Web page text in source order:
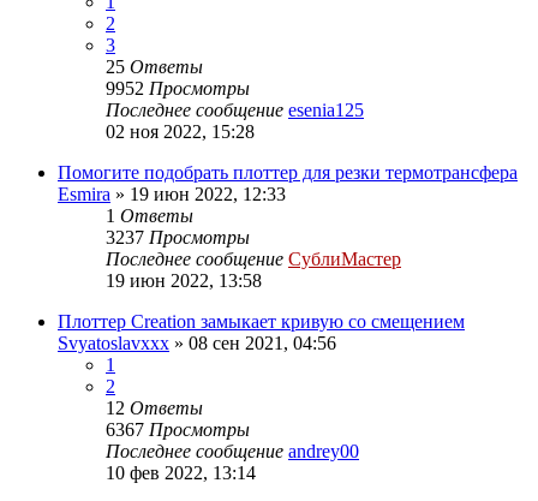
2
3
25 Ответы
9952 Просмотры
Последнее сообщение esenia125
02 ноя 2022, 15:28
Помогите подобрать плоттер для резки термотрансфера
Esmira » 19 июн 2022, 12:33
1 Ответы
3237 Просмотры
Последнее сообщение СублиМастер
19 июн 2022, 13:58
Плоттер Creation замыкает кривую со смещением
Svyatoslavxxx » 08 сен 2021, 04:56
1
2
12 Ответы
6367 Просмотры
Последнее сообщение andrey00
10 фев 2022, 13:14